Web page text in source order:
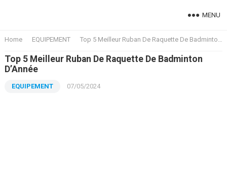
MENU
Home EQUIPEMENT Top 5 Meilleur Ruban De Raquette De Badminton D’Année
Top 5 Meilleur Ruban De Raquette De Badminton
D’Année
EQUIPEMENT 07/05/2024